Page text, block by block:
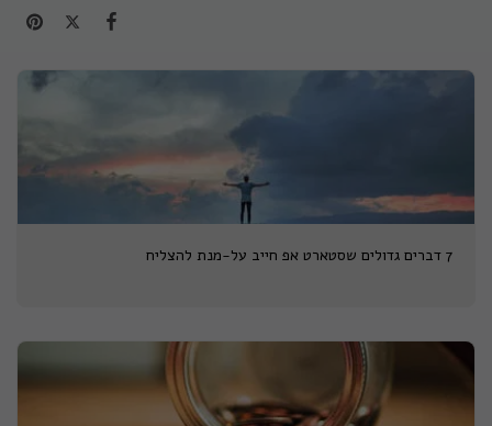
7 דברים גדולים שסטארט אפ חייב על-מנת להצליח